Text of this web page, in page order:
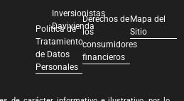
Inversionistas
Davivienda
Política de
Tratamiento
de Datos
Personales
Derechos de
los
consumidores
financieros
Mapa del
Sitio